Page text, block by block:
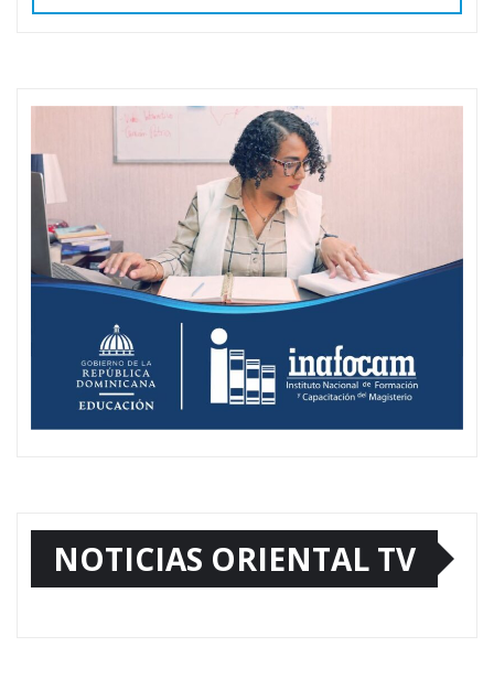
NOTICIAS ORIENTAL TV